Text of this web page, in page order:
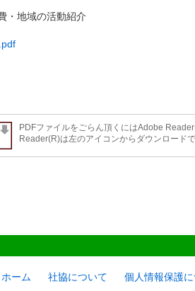
・地域の活動紹介
PDFファイルをごらん頂くにはAdobe
Reader(R)は左のアイコンからダウンロード
ホーム 社協について 個人情報保護